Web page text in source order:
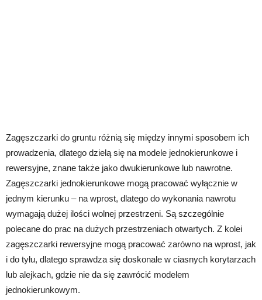
Zagęszczarki do gruntu różnią się między innymi sposobem ich
prowadzenia, dlatego dzielą się na modele jednokierunkowe i
rewersyjne, znane także jako dwukierunkowe lub nawrotne.
Zagęszczarki jednokierunkowe mogą pracować wyłącznie w
jednym kierunku – na wprost, dlatego do wykonania nawrotu
wymagają dużej ilości wolnej przestrzeni. Są szczególnie
polecane do prac na dużych przestrzeniach otwartych. Z kolei
zagęszczarki rewersyjne mogą pracować zarówno na wprost, jak
i do tyłu, dlatego sprawdza się doskonale w ciasnych korytarzach
lub alejkach, gdzie nie da się zawrócić modelem
jednokierunkowym.